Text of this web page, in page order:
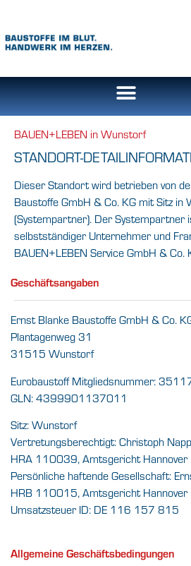
BAUEN+LEBEN in Wunstorf
STANDORT-
Dieser Standort wird betrieben von
Baustoffe GmbH & Co. KG mit Sitz in
(Systempartner). Der Systempartner
selbstständiger Unternehmer und
BAUEN+LEBEN Service GmbH & Co.
Geschäftsangaben
Ernst Blanke Baustoffe GmbH & Co.
Plantagenweg 31
31515 Wunstorf
Eurobaustoff Mitgliedsnummer:
GLN: 4399901137011
Sitz: Wunstorf
Vertretungsberechtigt: Christoph
HRA 110039, Amtsgericht Hannover
Persönliche haftende Gesellschaft:
HRB 110015, Amtsgericht Hannover
Umsatzsteuer ID: DE 116 157 815
Allgemeine Geschäftsbedingungen